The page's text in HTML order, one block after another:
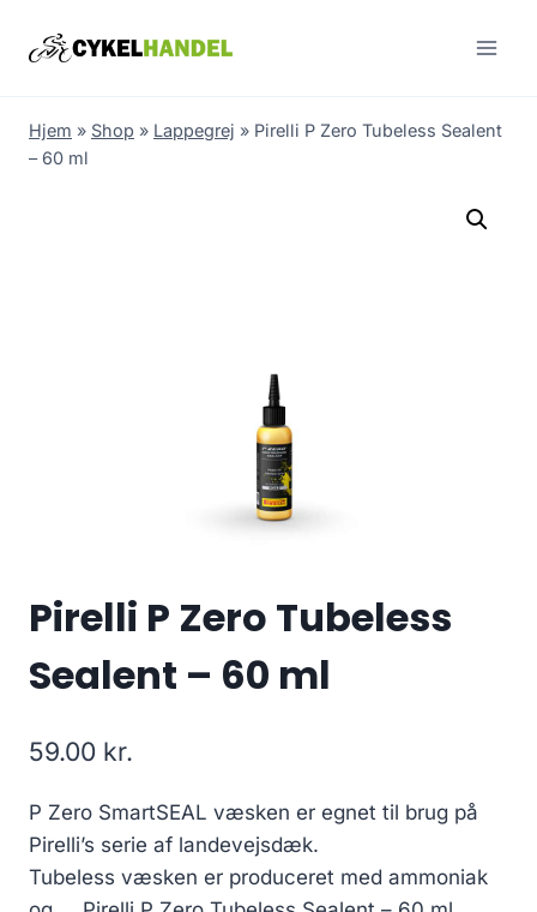
Hjem » Shop » Lappegrej » Pirelli P Zero Tubeless Sealent
– 60 ml
Pirelli P Zero Tubeless
Sealent – 60 ml
59.00 kr.
P Zero SmartSEAL væsken er egnet til brug på
Pirelli’s serie af landevejsdæk.
Tubeless væsken er produceret med ammoniak